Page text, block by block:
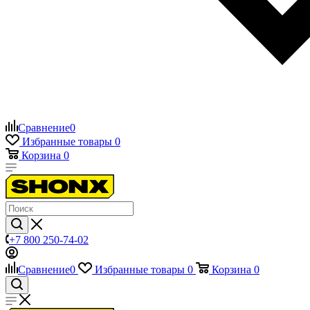
Сравнение0
Избранные товары 0
Корзина 0
+7 800 250-74-02
Сравнение0 Избранные товары 0 Корзина 0